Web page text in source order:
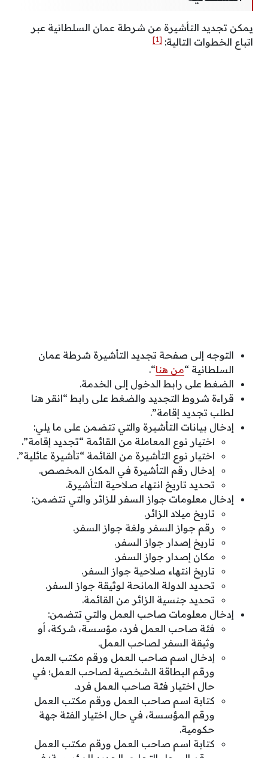
يمكن تجديد التأشيرة من شرطة عمان السلطانية عبر
اتباع الخطوات التالية: [1]
التوجه إلى صفحة تجديد التأشيرة شرطة عمان
السلطانية “من هنا“.
الضغط على رابط الدخول إلى الخدمة.
قراءة شروط التجديد والضغط على رابط “انقر هنا
لطلب تجديد إقامة”.
إدخال بيانات التأشيرة والتي تتضمن على ما يلي:
اختيار نوع المعاملة من القائمة “تجديد إقامة”.
اختيار نوع التأشيرة من القائمة “تأشيرة عائلية”.
إدخال رقم التأشيرة في المكان المخصص.
تحديد تاريخ انتهاء صلاحية التأشيرة.
إدخال معلومات جواز السفر للزائر والتي تتضمن:
تاريخ ميلاد الزائر.
رقم جواز السفر ولغة جواز السفر.
تاريخ إصدار جواز السفر.
مكان إصدار جواز السفر.
تاريخ انتهاء صلاحية جواز السفر.
تحديد الدولة المانحة لوثيقة جواز السفر.
تحديد جنسية الزائر من القائمة.
إدخال معلومات صاحب العمل والتي تتضمن:
فئة صاحب العمل فرد، مؤسسة، شركة، أو
وثيقة السفر لصاحب العمل.
إدخال اسم صاحب العمل ورقم مكتب العمل
ورقم البطاقة الشخصية لصاحب العمل؛ في
حال اختيار فئة صاحب العمل فرد.
كتابة اسم صاحب العمل ورقم مكتب العمل
ورقم المؤسسة، في حال اختيار الفئة جهة
حكومية.
كتابة اسم صاحب العمل ورقم مكتب العمل